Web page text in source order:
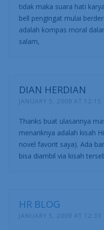
tidak maka suara hati
bell pengingat mulai
adalah kompas moral
salam,
DIAN HERDIAN
JANUARY 5, 2009 AT 12:15
Thanks buat ulasannya
menariknya adalah kisah
novel favorit saya). Ada
bisa diambil via kisah
HR BLOG
JANUARY 5, 2009 AT 12:33